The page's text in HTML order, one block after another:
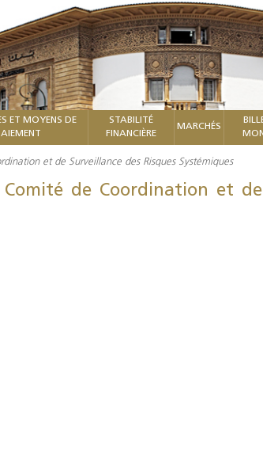
ET MOYENS DE
STABILITÉ
FINANCIÈRE
MARCHÉS
et de Surveillance des Risques Systémiques
de Coordination et de